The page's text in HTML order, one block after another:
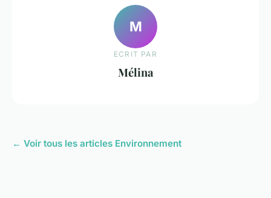
M
ECRIT PAR
Mélina
← Voir tous les articles Environnement